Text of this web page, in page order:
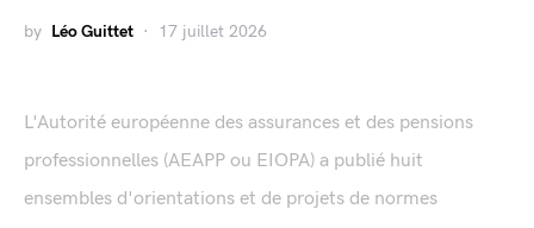
by Léo Guittet 17 juillet 2026
L'Autorité européenne des assurances et des pensions
professionnelles (AEAPP ou EIOPA) a publié huit
ensembles d'orientations et de projets de normes